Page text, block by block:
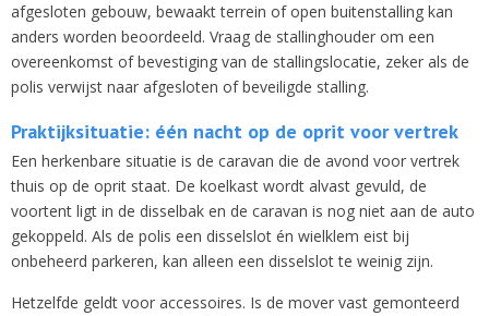
afgesloten gebouw, bewaakt terrein of open buitenstalling kan
anders worden beoordeeld. Vraag de stallinghouder om een
overeenkomst of bevestiging van de stallingslocatie, zeker als de
polis verwijst naar afgesloten of beveiligde stalling.
Praktijksituatie: één nacht op de oprit voor vertrek
Een herkenbare situatie is de caravan die de avond voor vertrek
thuis op de oprit staat. De koelkast wordt alvast gevuld, de
voortent ligt in de disselbak en de caravan is nog niet aan de auto
gekoppeld. Als de polis een disselslot én wielklem eist bij
onbeheerd parkeren, kan alleen een disselslot te weinig zijn.
Hetzelfde geldt voor accessoires. Is de mover vast gemonteerd